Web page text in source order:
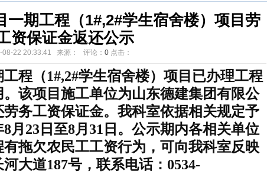
一期工程（1#,2#学生宿舍楼）项目劳
资保证金返还公示
08-22 20:33:41 来源： 评论： 0点击：
程（1#,2#学生宿舍楼）项目 已办理工程
该项目施工单位为山东德建集团有限公
务工资保证金。我科室依据相关规定予
月23日至8月31日。公示期内各相关单位
拖欠农民工工资行为，可向我科室反映
大道187号，联系电话：0534-